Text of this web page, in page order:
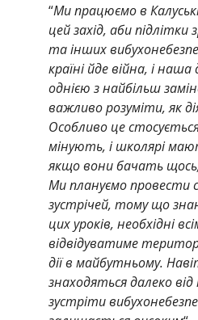
“Ми працюємо в
цей захід, аби підлітки
та інших
країні йде війна, і
однією з найбільш
важливо розуміти, як
Особливо це
мінують, і школярі
якщо вони бачать
Ми плануємо провести
зустрічей, тому що
цих уроків, необхідні
відвідуватиме
дії в майбутньому.
знаходяться далеко
зустріти